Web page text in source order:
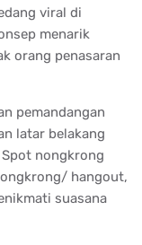
viral di
menarik
orang penasaran
pemandangan
latar belakang
nongkrong
hangout,
suasana